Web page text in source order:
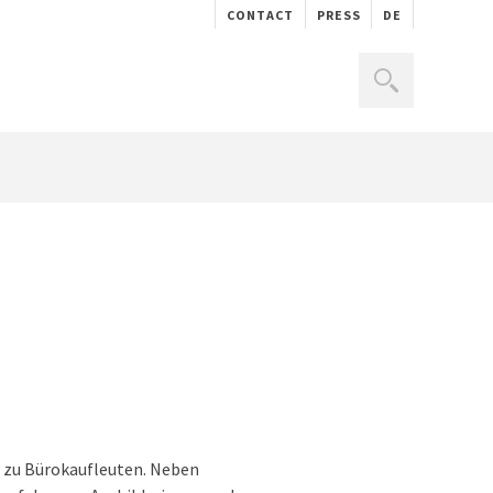
CONTACT PRESS DE
Bürokaufleuten. Neben